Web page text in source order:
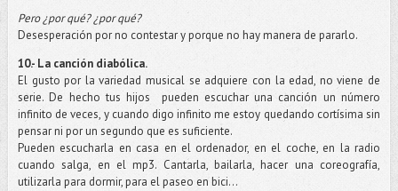
Pero ¿por qué? ¿por qué?
Desesperación por no contestar y porque no hay manera de pararlo.
10.- La canción diabólica.
El gusto por la variedad musical se adquiere con la edad, no viene de
serie. De hecho tus hijos
pueden escuchar una canción un número
infinito de veces, y cuando digo infinito me estoy quedando cortísima sin
pensar ni por un segundo que es suficiente.
Pueden escucharla en casa en el ordenador, en el coche, en la radio
cuando salga, en el mp3. Cantarla, bailarla, hacer una coreografía,
utilizarla para dormir, para el paseo en bici…